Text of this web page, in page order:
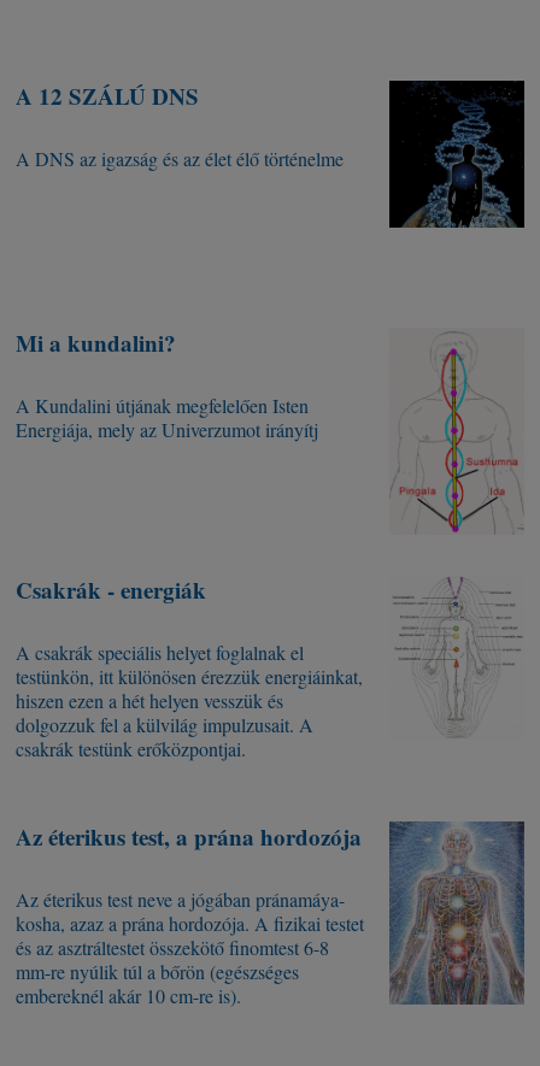
A 12 SZÁLÚ DNS
A DNS az igazság és az élet élő történelme
Mi a kundalini?
A Kundalini útjának megfelelően Isten
Energiája, mely az Univerzumot irányítj
Csakrák - energiák
A csakrák speciális helyet foglalnak el
testünkön, itt különösen érezzük energiáinkat,
hiszen ezen a hét helyen vesszük és
dolgozzuk fel a külvilág impulzusait. A
csakrák testünk erőközpontjai.
Az éterikus test, a prána hordozója
Az éterikus test neve a jógában pránamáya-
kosha, azaz a prána hordozója. A fizikai testet
és az asztráltestet összekötő finomtest 6-8
mm-re nyúlik túl a bőrön (egészséges
embereknél akár 10 cm-re is).